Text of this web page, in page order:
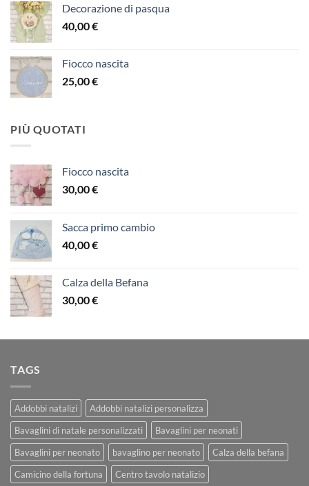
Decorazione di pasqua
40,00€
Fiocco nascita
25,00€
PIÙ QUOTATI
Fiocco nascita
30,00€
Sacca primo cambio
40,00€
Calza della Befana
30,00€
TAGS
Addobbi natalizi
Addobbi natalizi personalizza
Bavaglini di natale personalizzati
Bavaglini per neonati
Bavaglini per neonato
bavaglino per neonato
Calza della befana
Camicino della fortuna
Centro tavolo natalizio